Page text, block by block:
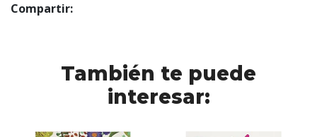
Compartir:
También te puede
interesar: